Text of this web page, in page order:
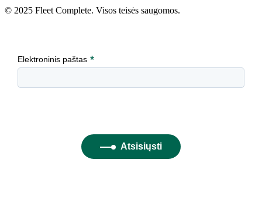
© 2025 Fleet Complete. Visos teisės saugomos.